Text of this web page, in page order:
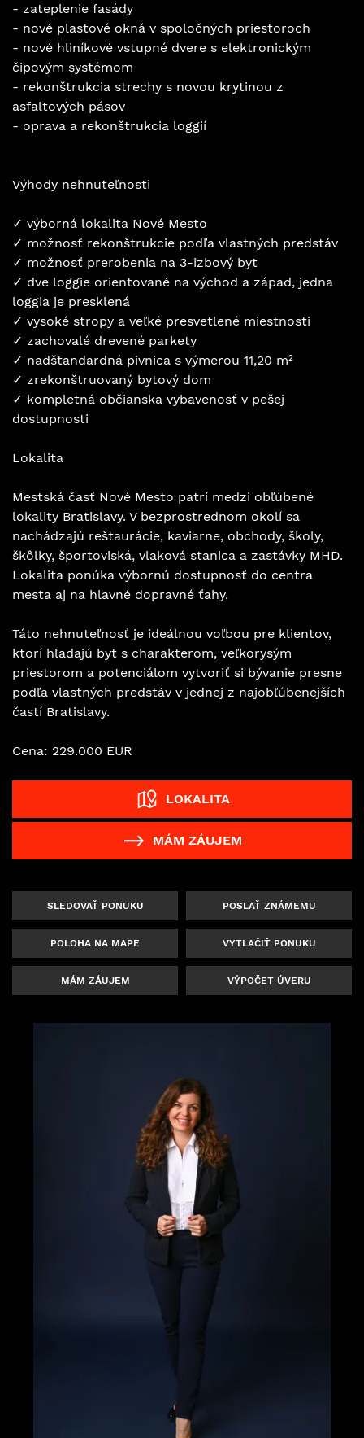
- zateplenie fasády
- nové plastové okná v spoločných priestoroch
- nové hliníkové vstupné dvere s elektronickým
čipovým systémom
- rekonštrukcia strechy s novou krytinou z
asfaltových pásov
- oprava a rekonštrukcia loggií
Výhody nehnuteľnosti
✓ výborná lokalita Nové Mesto
✓ možnosť rekonštrukcie podľa vlastných predstáv
✓ možnosť prerobenia na 3-izbový byt
✓ dve loggie orientované na východ a západ, jedna
loggia je presklená
✓ vysoké stropy a veľké presvetlené miestnosti
✓ zachovalé drevené parkety
✓ nadštandardná pivnica s výmerou 11,20 m²
✓ zrekonštruovaný bytový dom
✓ kompletná občianska vybavenosť v pešej
dostupnosti
Lokalita
Mestská časť Nové Mesto patrí medzi obľúbené
lokality Bratislavy. V bezprostrednom okolí sa
nachádzajú reštaurácie, kaviarne, obchody, školy,
škôlky, športoviská, vlaková stanica a zastávky MHD.
Lokalita ponúka výbornú dostupnosť do centra
mesta aj na hlavné dopravné ťahy.
Táto nehnuteľnosť je ideálnou voľbou pre klientov,
ktorí hľadajú byt s charakterom, veľkorysým
priestorom a potenciálom vytvoriť si bývanie presne
podľa vlastných predstáv v jednej z najobľúbenejších
častí Bratislavy.
Cena: 229.000 EUR
LOKALITA
MÁM ZÁUJEM
SLEDOVAŤ PONUKU POSLAŤ ZNÁMEMU
POLOHA NA MAPE VYTLAČIŤ PONUKU
MÁM ZÁUJEM VÝPOČET ÚVERU